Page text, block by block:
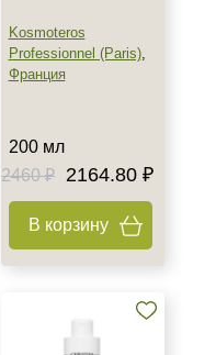
Kosmoteros
Professionnel (Paris),
Франция
200 мл
2460 ₽
2164.80 ₽
В корзину